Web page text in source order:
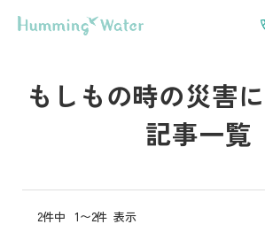
もしもの時の災害
記事一覧
2件中 1〜2件 表示